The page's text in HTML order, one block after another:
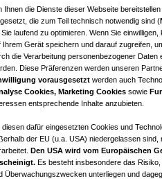
Ihnen die Dienste dieser Webseite
die zum Teil technisch notwendig sind (
laufend zu optimieren. Wenn Sie
Ihrem Gerät speichern und darauf zugreifen,
die Verarbeitung personenbezogener
Diese Präferenzen werden unseren
vorausgesetzt werden auch
Cookies, Marketing Cookies sowie
entsprechende Inhalte anzubieten.
diesen dafür eingesetzten Cookies und
der EU (u.a. USA) niedergelassen
Den USA wird vom Europäischen
Es besteht insbesondere das
Überwachungszwecken unterliegen und